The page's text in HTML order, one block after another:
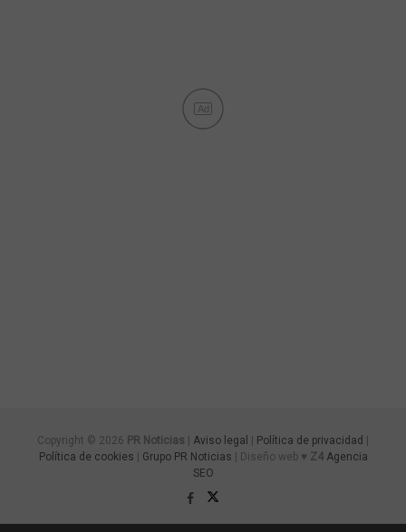
Ad
Copyright © 2026 PR Noticias Aviso legal Política de privacidad
Política de cookies
Grupo PR Noticias | Diseño web ♥ Z4 Agencia
SEO